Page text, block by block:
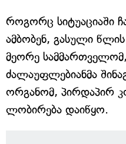
როგორც სიტუაციაში
ამბობენ, გასული
მეორე სამმართველომ,
ძალაუფლებიანმა
ორგანომ, პირდაპირ
ლობირება დაიწყო.